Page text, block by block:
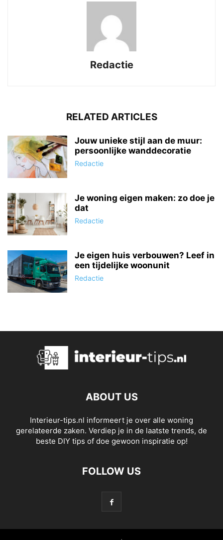
Redactie
RELATED ARTICLES
Jouw unieke stijl aan de muur:
persoonlijke wanddecoratie
Redactie
Je woning eigen maken: zo doe je
dat
Redactie
Je eigen huis verbouwen? Leef in
een tijdelijke woonunit
Redactie
ABOUT US
Interieur-tips.nl informeert je over alle woning
gerelateerde zaken. Verdiep je in de laatste trends, de
beste DIY tips of doe gewoon inspiratie op!
FOLLOW US